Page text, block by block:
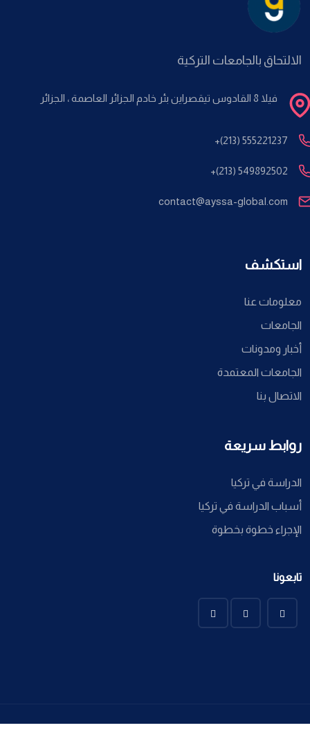
الالتحاق بالجامعات التركية
فيلا 8 القادوس تيقصراين بئر خادم الجزائر العاصمة ، الجزائر
+(213) 555221237
+(213) 549892502
contact@ayssa-global.com
استكشف
معلومات عنا
الجامعات
أخبار ومدونات
الجامعات المعتمدة
الاتصال بنا
روابط سريعة
الدراسة في تركيا
أسباب الدراسة في تركيا
الإجراء خطوة بخطوة
تابعونا